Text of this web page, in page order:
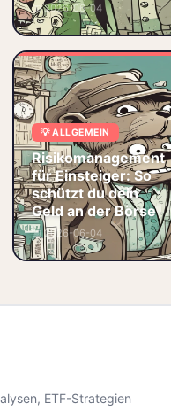
📅 2026-06-04
💡 ALLGEMEIN
Risikomanagement
für Einsteiger: So
schützt du dein
Geld an der Börse
📅 2026-06-04
ETF-Strategien